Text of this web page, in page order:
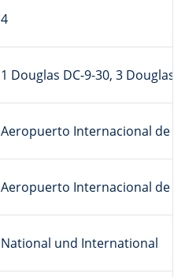
4
1 Douglas DC-9-30, 3 Douglas
Aeropuerto Internacional de
Aeropuerto Internacional de
National und International